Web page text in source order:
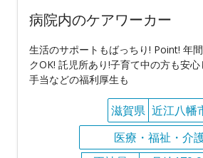
病院内のケアワーカー
生活のサポートもばっちり! Point! 年
クOK! 託児所あり!子育て中の方も安
手当などの福利厚生も
滋賀県 近江八幡
医療・福祉・介